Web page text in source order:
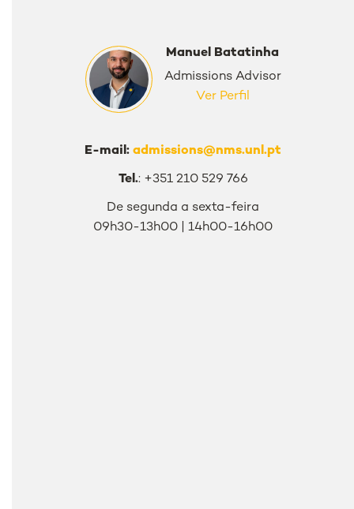
Manuel Batatinha
Admissions Advisor
Ver Perfil
E-mail: admissions@nms.unl.pt
Tel.: +351 210 529 766
De segunda a sexta-feira
09h30-13h00 | 14h00-16h00